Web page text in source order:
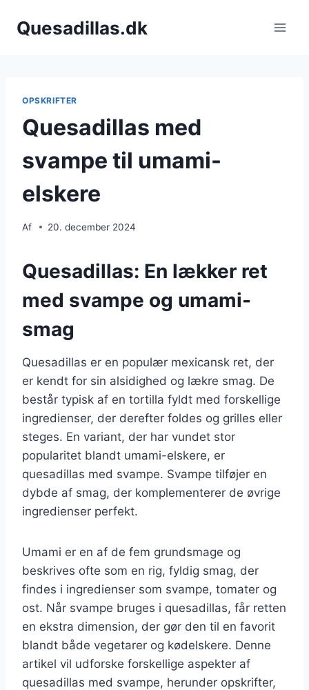
Quesadillas.dk
OPSKRIFTER
Quesadillas med
svampe til umami-
elskere
Af 20. december 2024
Quesadillas: En lækker ret
med svampe og umami-
smag
Quesadillas er en populær mexicansk ret, der
er kendt for sin alsidighed og lækre smag. De
består typisk af en tortilla fyldt med forskellige
ingredienser, der derefter foldes og grilles eller
steges. En variant, der har vundet stor
popularitet blandt umami-elskere, er
quesadillas med svampe. Svampe tilføjer en
dybde af smag, der komplementerer de øvrige
ingredienser perfekt.
Umami er en af de fem grundsmage og
beskrives ofte som en rig, fyldig smag, der
findes i ingredienser som svampe, tomater og
ost. Når svampe bruges i quesadillas, får retten
en ekstra dimension, der gør den til en favorit
blandt både vegetarer og kødelskere. Denne
artikel vil udforske forskellige aspekter af
quesadillas med svampe, herunder opskrifter,